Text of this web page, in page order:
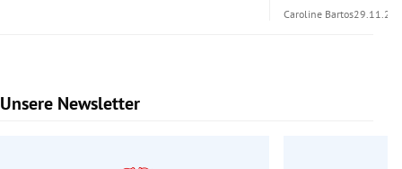
Caroline Bartos
Unsere Newsletter
Slide 1 von 6